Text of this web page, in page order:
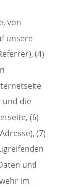
von
unsere
(4)
und die
(6)
(7)
und
im